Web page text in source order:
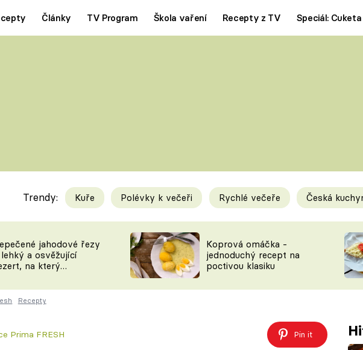
Články TV Program Škola vaření Recepty z TV Speciál: Cuketa
Videorecepty
TEĎ VAŘÍ ŠÉF!
ČESKO NA TALÍŘI
KUCHAŘKA
Tipy a triky
KAM ZA JÍDLEM
VYCHYTÁVKY
ČASOPIS
Trendy: Kuře Polévky k večeři Rychlé večeře Česká
jahodové řezy
a osvěžující
na který
Koprová omáčka -
jednoduchý recept na
poctivou klasiku
Recepty
Prima FRESH Pin it